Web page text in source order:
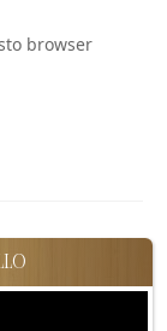
browser